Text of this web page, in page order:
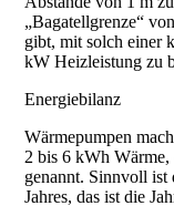
„Bagatellgrenze“
gibt, mit solch einer
kW Heizleistung zu
Energiebilanz
Wärmepumpen
2 bis 6 kWh
genannt. Sinnvoll ist
Jahres, das ist die